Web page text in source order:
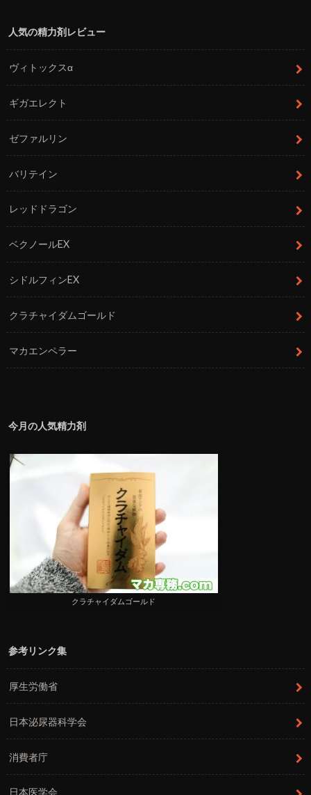
人気の精力剤レビュー
ヴィトックスα
ギガエレクト
ゼファルリン
バリテイン
レッドドラゴン
ベクノールEX
シドルフィンEX
クラチャイダムゴールド
マカエンペラー
今月の人気精力剤
クラチャイダムゴールド
参考リンク集
厚生労働省
日本泌尿器科学会
消費者庁
日本医学会